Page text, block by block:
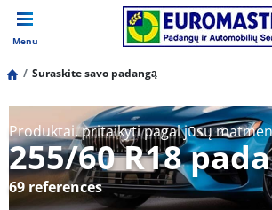
Menu
Suraskite savo padangą
Produktai, pritaikyti pagal jūsų
255/60 R18
69 references